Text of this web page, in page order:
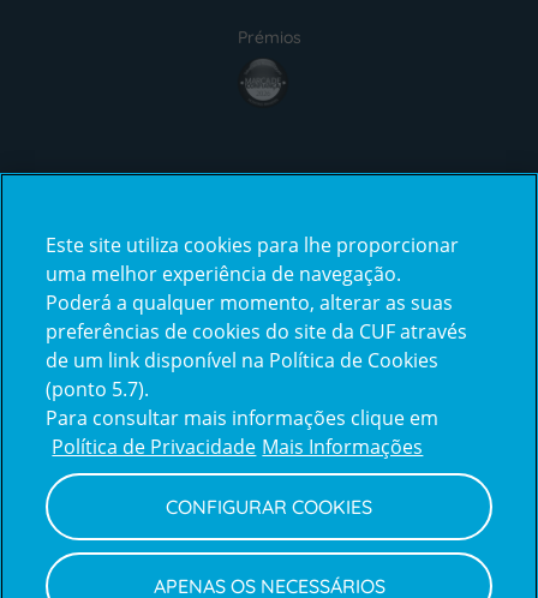
Prémios
award4
certification2certification3
Reclamações
e
elogios
Política de Privacidade e Cookies
Este site utiliza cookies para lhe proporcionar
uma melhor experiência de navegação.
Poderá a qualquer momento, alterar as suas
preferências de cookies do site da CUF através
de um link disponível na Política de Cookies
(ponto 5.7).
Para consultar mais informações clique em
Política de Privacidade Mais Informações
CONFIGURAR COOKIES
APENAS OS NECESSÁRIOS